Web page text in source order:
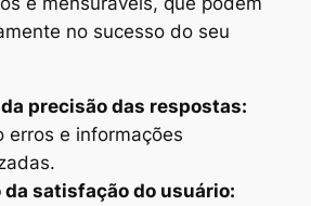
no sucesso do seu
precisão das respostas:
erros e informações
da satisfação do usuário: